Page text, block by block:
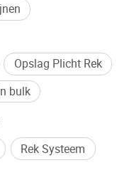
elkaar zetten,
handig voor
Aangepast
(speciale
Opslag Plicht Rek
bulk
Rek Systeem